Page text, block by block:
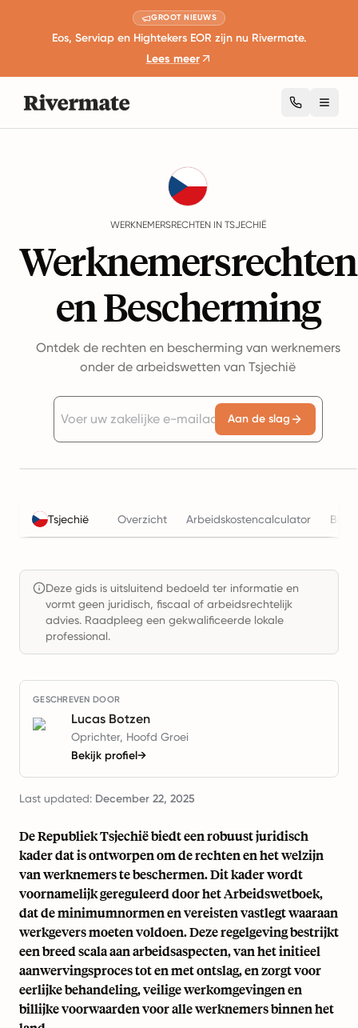
GROOT NIEUWS
Eos, Serviap en Hightekers EOR zijn nu Rivermate.
Lees meer
WERKNEMERSRECHTEN IN TSJECHIË
Werknemersrechten
en Bescherming
Ontdek de rechten en bescherming van werknemers
onder de arbeidswetten van Tsjechië
Aan de slag
Tsjechië Overzicht Arbeidskostencalculator
Deze gids is uitsluitend bedoeld ter informatie en
vormt geen juridisch, fiscaal of arbeidsrechtelijk
advies. Raadpleeg een gekwalificeerde lokale
professional.
GESCHREVEN DOOR
Lucas Botzen
Oprichter, Hoofd Groei
Bekijk profiel→
Last updated: December 22, 2025
De Republiek Tsjechië biedt een robuust juridisch
kader dat is ontworpen om de rechten en het welzijn
van werknemers te beschermen. Dit kader wordt
voornamelijk gereguleerd door het Arbeidswetboek,
dat de minimumnormen en vereisten vastlegt waaraan
werkgevers moeten voldoen. Deze regelgeving bestrijkt
een breed scala aan arbeidsaspecten, van het initieel
aanwervingsproces tot en met ontslag, en zorgt voor
eerlijke behandeling, veilige werkomgevingen en
billijke voorwaarden voor alle werknemers binnen het